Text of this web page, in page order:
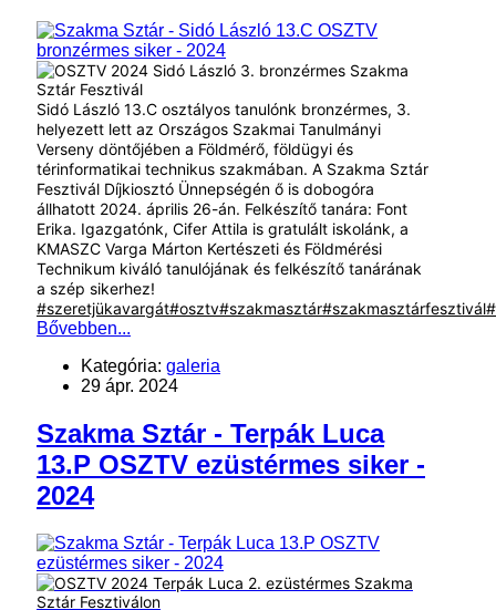
Sidó László 13.C osztályos tanulónk bronzérmes, 3.
helyezett lett az Országos Szakmai Tanulmányi
Verseny döntőjében a Földmérő, földügyi és
térinformatikai technikus szakmában. A Szakma Sztár
Fesztivál Díjkiosztó Ünnepségén ő is dobogóra
állhatott 2024. április 26-án. Felkészítő tanára: Font
Erika. Igazgatónk, Cifer Attila is gratulált iskolánk, a
KMASZC Varga Márton Kertészeti és Földmérési
Technikum kiváló tanulójának és felkészítő tanárának
a szép sikerhez!
#szeretjükavargát#osztv#szakmasztár#szakmasztárfesztivál
Bővebben...
Kategória: galeria
29 ápr. 2024
Szakma Sztár - Terpák Luca
13.P OSZTV ezüstérmes siker -
2024